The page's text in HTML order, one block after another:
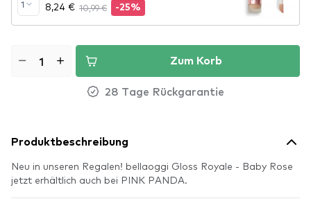
1 8,24 € 10,99 € -25%
Zum Korb
28 Tage Rückgarantie
Produktbeschreibung
Neu in unseren Regalen! bellaoggi Gloss Royale - Baby Rose
jetzt erhältlich auch bei PINK PANDA.